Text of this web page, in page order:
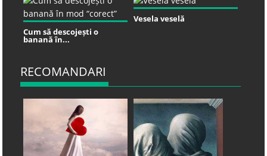
Cum să descojești o
banană în...
Vesela veselă
RECOMANDARI